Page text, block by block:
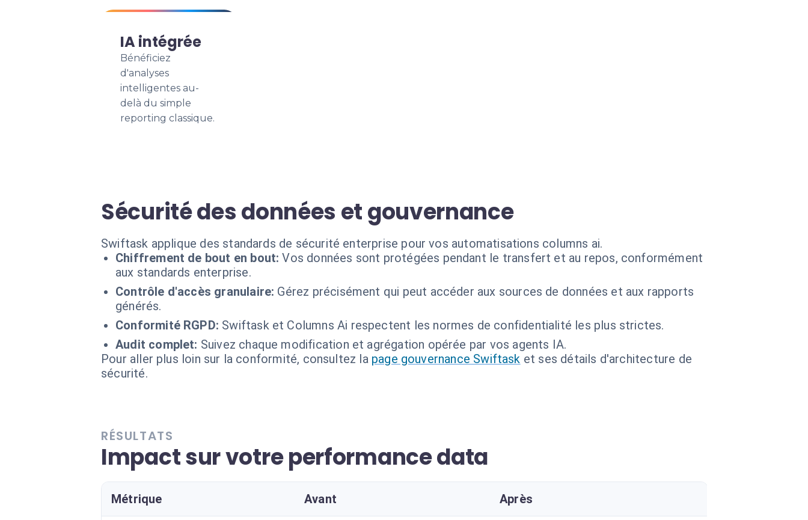
IA intégrée
Bénéficiez
d'analyses
intelligentes au-
delà du simple
reporting classique.
Sécurité des données et gouvernance
Swiftask applique des standards de sécurité enterprise pour vos automatisations columns ai.
Chiffrement de bout en bout: Vos données sont protégées pendant le transfert et au repos, conformément
aux standards enterprise.
Contrôle d'accès granulaire: Gérez précisément qui peut accéder aux sources de données et aux rapports
générés.
Conformité RGPD: Swiftask et Columns Ai respectent les normes de confidentialité les plus strictes.
Audit complet: Suivez chaque modification et agrégation opérée par vos agents IA.
Pour aller plus loin sur la conformité, consultez la page gouvernance Swiftask et ses détails d'architecture de
sécurité.
RÉSULTATS
Impact sur votre performance data
Métrique Avant Après